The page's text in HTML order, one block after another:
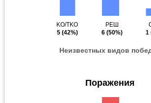
KO/TKO
5(42%)
РЕШ
6(50%)
1
Неизвестных видов
Поражения